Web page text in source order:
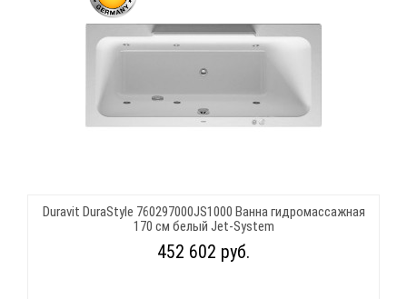
Duravit DuraStyle 760297000JS1000 Ванна гидромассажная
170 см белый Jet-System
452 602 руб.